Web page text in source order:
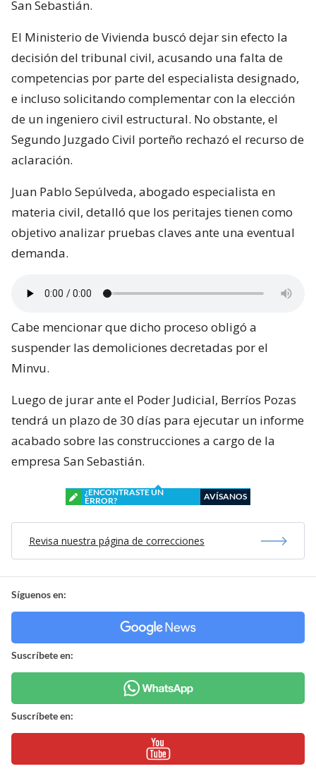
San Sebastián.
El Ministerio de Vivienda buscó dejar sin efecto la
decisión del tribunal civil, acusando una falta de
competencias por parte del especialista designado,
e incluso solicitando complementar con la elección
de un ingeniero civil estructural. No obstante, el
Segundo Juzgado Civil porteño rechazó el recurso de
aclaración.
Juan Pablo Sepúlveda, abogado especialista en
materia civil, detalló que los peritajes tienen como
objetivo analizar pruebas claves ante una eventual
demanda.
Cabe mencionar que dicho proceso obligó a
suspender las demoliciones decretadas por el
Minvu.
Luego de jurar ante el Poder Judicial, Berríos Pozas
tendrá un plazo de 30 días para ejecutar un informe
acabado sobre las construcciones a cargo de la
empresa San Sebastián.
¿ENCONTRASTE UN
ERROR?
AVÍSANOS
Revisa nuestra página de correcciones
Síguenos en:
Suscríbete en:
Suscríbete en: